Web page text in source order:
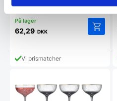
62,29 DKK
Vi prismatcher